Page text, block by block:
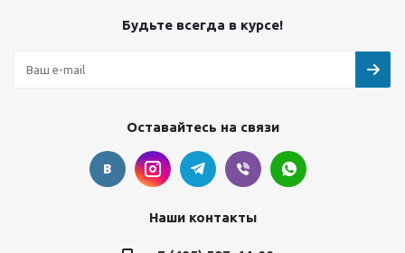
Будьте всегда в курсе!
Оставайтесь на связи
Наши контакты